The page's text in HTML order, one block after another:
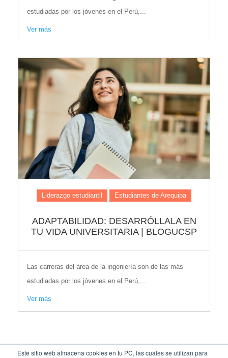
Este sitio web almacena cookies en tu PC, las cuales se utilizan para
estudiadas por los jóvenes en el Perú,...
Ver más
Liderazgo estudiantil Estudiantes de Arequipa
ADAPTABILIDAD: DESARRÓLLALA EN
TU VIDA UNIVERSITARIA | BLOGUCSP
Las carreras del área de la ingeniería son de las más
estudiadas por los jóvenes en el Perú,...
Ver más